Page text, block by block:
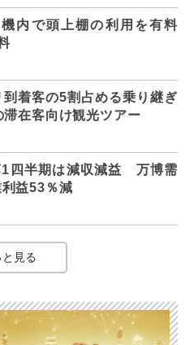
内で頭上棚の利用を有料
着客の5割占める乗り継ぎ
在客向け観光ツアー
1四半期は減収減益 万博需
益53％減
と見る